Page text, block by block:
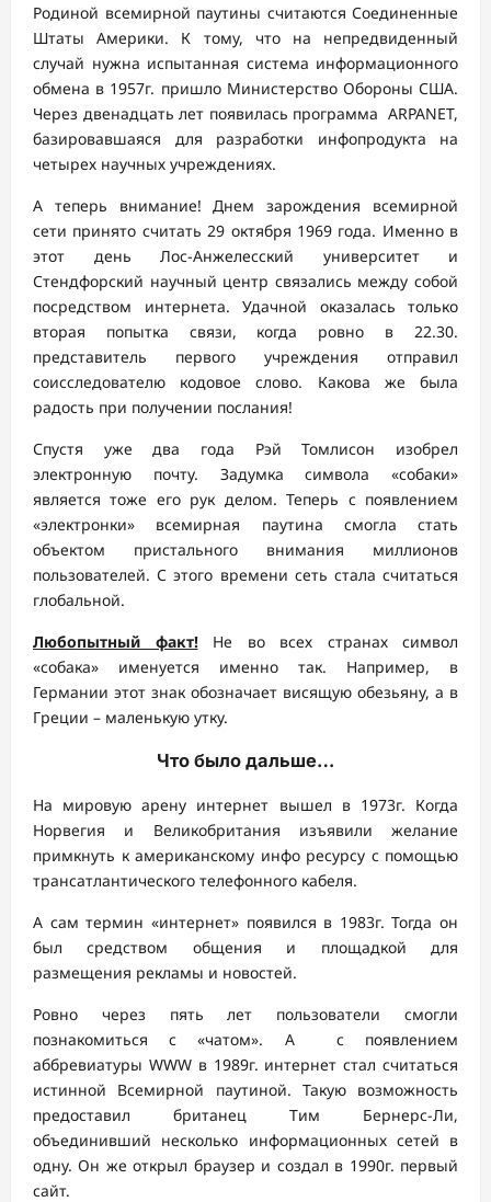
Родиной всемирной паутины считаются Соединенные
Штаты Америки. К тому, что на непредвиденный
случай нужна испытанная система информационного
обмена в 1957г. пришло Министерство Обороны США.
Через двенадцать лет появилась программа ARPANET,
базировавшаяся для разработки инфопродукта на
четырех научных учреждениях.
А теперь внимание! Днем зарождения всемирной
сети принято считать 29 октября 1969 года. Именно в
этот день Лос-Анжелесский университет и
Стендфорский научный центр связались между собой
посредством интернета. Удачной оказалась только
вторая попытка связи, когда ровно в 22.30.
представитель первого учреждения отправил
соисследователю кодовое слово. Какова же была
радость при получении послания!
Спустя уже два года Рэй Томлисон изобрел
электронную почту. Задумка символа «собаки»
является тоже его рук делом. Теперь с появлением
«электронки» всемирная паутина смогла стать
объектом пристального внимания миллионов
пользователей. С этого времени сеть стала считаться
глобальной.
Любопытный факт!Не во всех странах символ
«собака» именуется именно так. Например, в
Германии этот знак обозначает висящую обезьяну, а в
Греции – маленькую утку.
Что было дальше…
На мировую арену интернет вышел в 1973г. Когда
Норвегия и Великобритания изъявили желание
примкнуть к американскому инфо ресурсу с помощью
трансатлантического телефонного кабеля.
А сам термин «интернет» появился в 1983г. Тогда он
был средством общения и площадкой для
размещения рекламы и новостей.
Ровно через пять лет пользователи смогли
познакомиться с «чатом». А с появлением
аббревиатуры WWW в 1989г. интернет стал считаться
истинной Всемирной паутиной. Такую возможность
предоставил британец Тим Бернерс-Ли,
объединивший несколько информационных сетей в
одну. Он же открыл браузер и создал в 1990г. первый
сайт.